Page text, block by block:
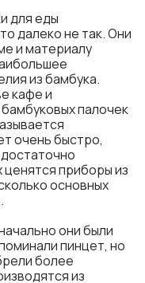
для еды
далеко не так. Они
и материалу
из бамбука.
кафе и
бамбуковых палочек
очень быстро,
ценятся приборы из
основных
они были
пинцет, но
более
из